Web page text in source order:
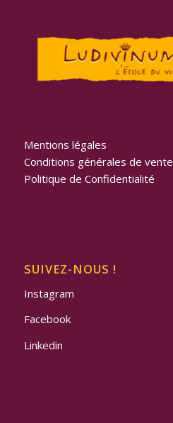
Mentions légales
Conditions générales de vente
Politique de Confidentialité
SUIVEZ-NOUS !
Instagram
Facebook
Linkedin